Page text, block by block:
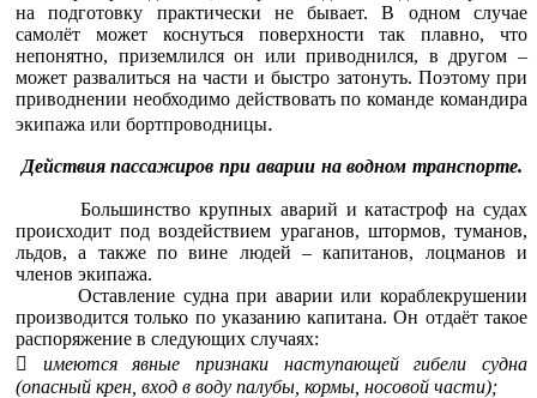
на подготовку практически не бывает. В одном случае
самолёт может коснуться поверхности так плавно, что
непонятно, приземлился он или приводнился, в другом –
может развалиться на части и быстро затонуть. Поэтому при
приводнении необходимо действовать по команде командира
экипажа или бортпроводницы.
Действия пассажиров при аварии на водном транспорте.
Большинство крупных аварий и катастроф на судах
происходит под воздействием ураганов, штормов, туманов,
льдов, а также по вине людей – капитанов, лоцманов и
членов экипажа.
Оставление судна при аварии или кораблекрушении
производится только по указанию капитана. Он отдаёт такое
распоряжение в следующих случаях:

имеются явные признаки наступающей гибели судна
(опасный крен, вход в воду палубы, кормы, носовой части);